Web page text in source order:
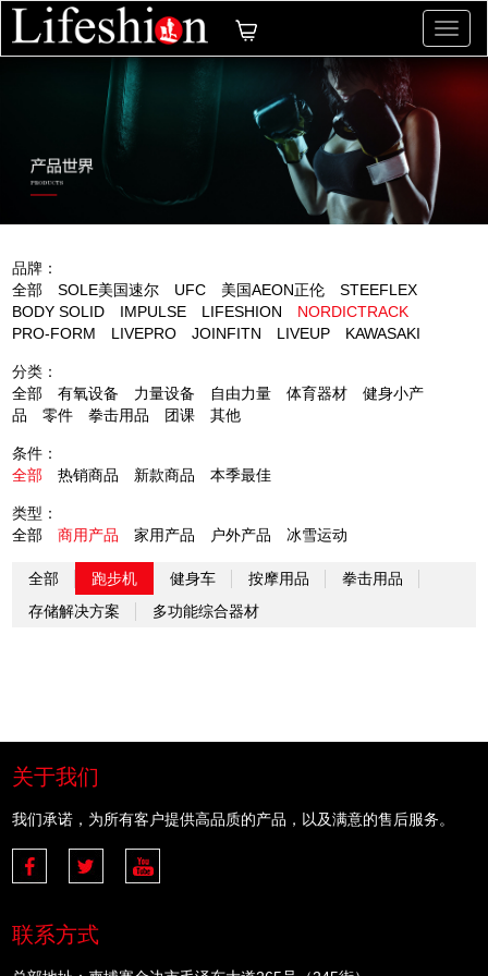
切
换
导
品牌：
全部
SOLE美国速尔 UFC 美国AEON正伦
STEEFLEX
BODY SOLID
IMPULSE LIFESHION
NORDICTRACK
PRO-FORM
LIVEPRO JOINFITN LIVEUP KAWASAKI
分类：
全部
有氧设备 力量设备 自由力量 体育器材
健身小产
品
零件 拳击用品 团课 其他
条件：
全部
热销商品 新款商品 本季最佳
类型：
全部
商用产品 家用产品 户外产品 冰雪运动
全部 跑步机 健身车 按摩用品
拳击用品
存储解决方案
多功能综合器材
关于我们
我们承诺，为所有客户提供高品质的产品，以及满意的售后服务。
联系方式